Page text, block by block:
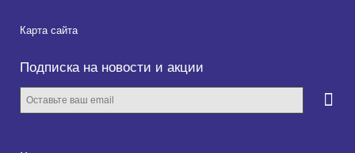
Карта сайта
Подписка на новости и акции